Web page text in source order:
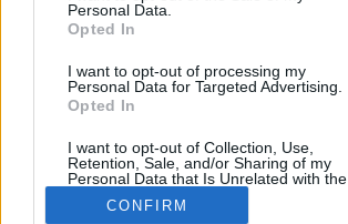
Personal Data.
Opted In
I want to opt-out of processing my
Personal Data for Targeted Advertising.
Opted In
I want to opt-out of Collection, Use,
Retention, Sale, and/or Sharing of my
Personal Data that Is Unrelated with the
Purposes for which it was collected.
Opted Out
CONFIRM